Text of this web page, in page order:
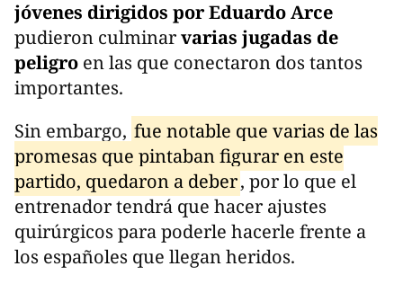
jóvenes dirigidos por Eduardo Arce
pudieron culminarvarias jugadas de
peligro en las que conectaron dos tantos
importantes.
Sin embargo, fue notable que varias de las
promesas que pintaban figurar en este
partido, quedaron a deber, por lo que el
entrenador tendrá que hacer ajustes
quirúrgicos para poderle hacerle frente a
los españoles que llegan heridos.